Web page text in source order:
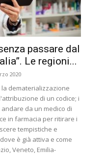
passare dal
Le regioni...
2020
dematerializzazione
di un codice; i
da un medico di
in farmacia per ritirare i
tempistiche e
è già attiva e come
Veneto, Emilia-